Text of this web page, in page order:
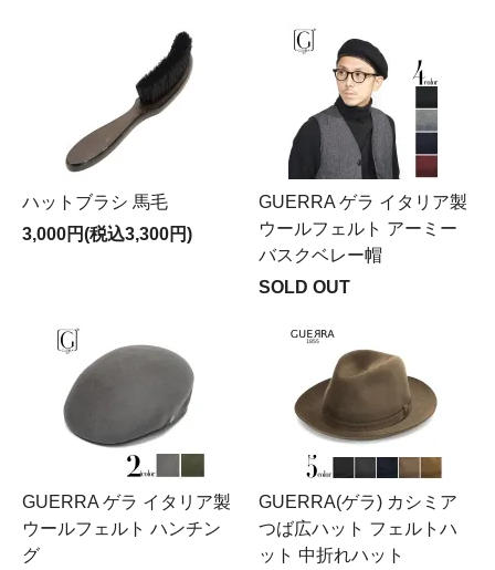
ハットブラシ 馬毛
3,000円(税込3,300円)
GUERRA ゲラ イタリア製
ウールフェルト アーミー
バスクベレー帽
SOLD OUT
GUERRA ゲラ イタリア製
ウールフェルト ハンチン
グ
GUERRA(ゲラ) カシミア
つば広ハット フェルトハ
ット 中折れハット